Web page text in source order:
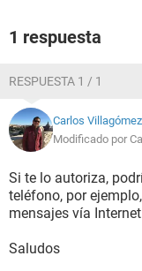
1 respuesta
RESPUESTA 1 / 1
Carlos Villagómez
Modificado por
Si te lo autoriza,
teléfono, por ejemplo,
mensajes vía
Saludos